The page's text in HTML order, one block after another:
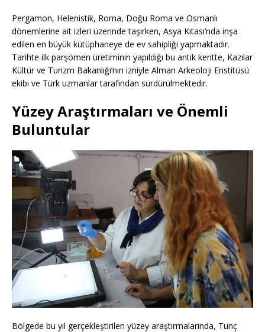
Pergamon, Helenistik, Roma, Doğu Roma ve Osmanlı
dönemlerine ait izleri üzerinde taşırken, Asya Kıtası’nda inşa
edilen en büyük kütüphaneye de ev sahipliği yapmaktadır.
Tarihte ilk parşömen üretiminin yapıldığı bu antik kentte, Kazılar
Kültür ve Turizm Bakanlığı’nın izniyle Alman Arkeoloji Enstitüsü
ekibi ve Türk uzmanlar tarafından sürdürülmektedir.
Yüzey Araştırmaları ve Önemli
Buluntular
Bölgede bu yıl gerçekleştirilen yüzey araştırmalarında, Tunç